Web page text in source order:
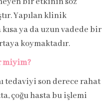
Yapılan klinik
ya da uzun vadede bir
koymaktadır.
miyim?
tedaviyi son derece rahat
çoğu hasta bu işlemi